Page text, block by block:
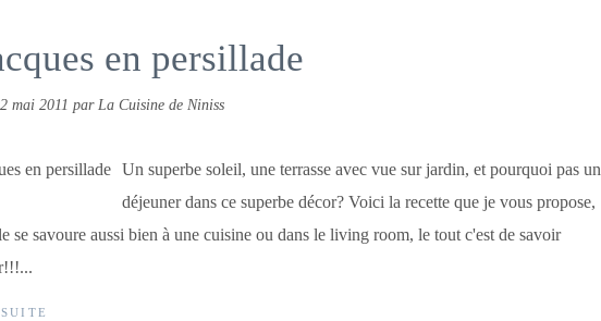
en persillade
mai 2011 par La Cuisine de Niniss
Un superbe soleil, une terrasse avec vue sur jardin, et pourquoi pas un
déjeuner dans ce superbe décor? Voici la recette que je vous propose,
se savoure aussi bien à une cuisine ou dans le living room, le tout c'est de savoir